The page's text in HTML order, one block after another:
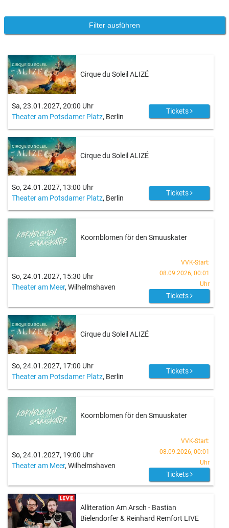
Cirque du Soleil ALIZÉ
Sa, 23.01.2027, 20:00 Uhr
Theater am Potsdamer Platz, Berlin
Tickets
Cirque du Soleil ALIZÉ
So, 24.01.2027, 13:00 Uhr
Theater am Potsdamer Platz, Berlin
Tickets
Koornblomen för den Smuuskater
So, 24.01.2027, 15:30 Uhr
Theater am Meer, Wilhelmshaven
VVK-Start:
08.09.2026, 00:01
Uhr
Tickets
Cirque du Soleil ALIZÉ
So, 24.01.2027, 17:00 Uhr
Theater am Potsdamer Platz, Berlin
Tickets
Koornblomen för den Smuuskater
So, 24.01.2027, 19:00 Uhr
Theater am Meer, Wilhelmshaven
VVK-Start:
08.09.2026, 00:01
Uhr
Tickets
Alliteration Am Arsch - Bastian
Bielendorfer & Reinhard Remfort LIVE